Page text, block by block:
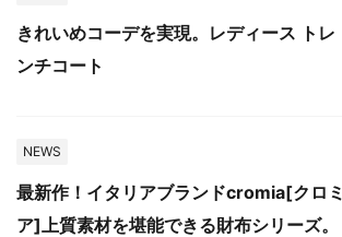
きれいめコーデを実現。レディース トレ
ンチコート
NEWS
最新作！イタリアブランドcromia[クロミ
ア]上質素材を堪能できる財布シリーズ。